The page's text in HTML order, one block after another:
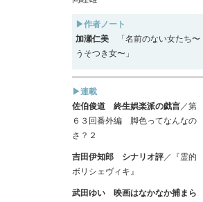
▶作者ノート
加瀬仁美
「名前のない女たち〜
うそつき女〜」
▶連載
佐伯俊道 終生娯楽派の戯言／第
６３回番外編 脚色ってなんなの
さ？２
吉田伊知郎 シナリオ評／『霊的
ボリシェヴィキ』
武田ゆい 映画はなかなか捕まら